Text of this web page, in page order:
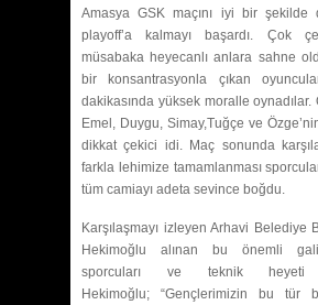
Amasya GSK maçını iyi bir şekilde
playoff’a kalmayı başardı. Çok
müsabaka heyecanlı anlara sahne
bir konsantrasyonla çıkan
dakikasında yüksek moralle
Emel, Duygu, Simay,Tuğçe ve
dikkat çekici idi. Maç sonunda
farkla lehimize tamamlanması
tüm camiayı adeta sevince boğdu.
Karşılaşmayı izleyen Arhavi Belediye
Hekimoğlu alınan bu önemli
sporcuları ve teknik
Hekimoğlu; “Gençlerimizin bu tür